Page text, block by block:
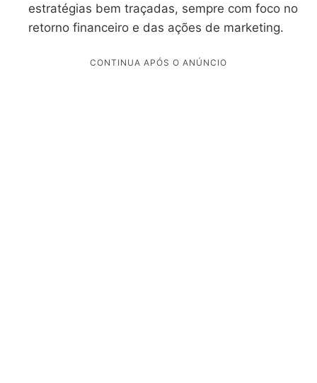
estratégias bem traçadas, sempre com foco no
retorno financeiro e das ações de marketing.